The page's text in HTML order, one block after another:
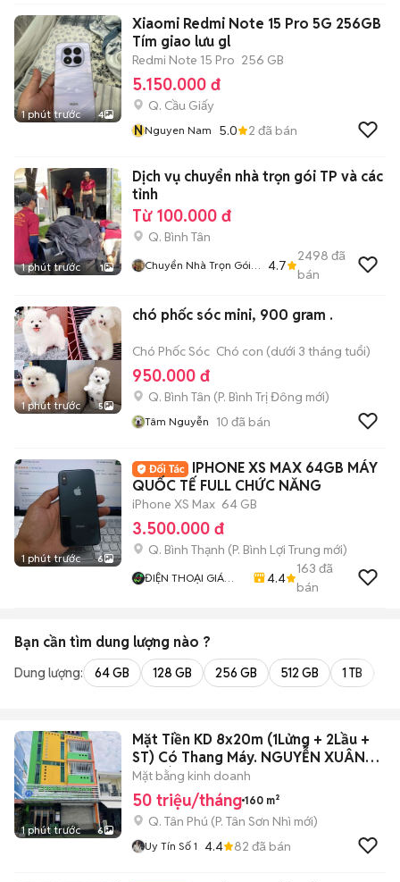
1 phút trước 4
Xiaomi Redmi Note 15 Pro 5G 256GB
Tím giao lưu gl
Redmi Note 15 Pro 256 GB
5.150.000 đ
Q. Cầu Giấy
NNguyen Nam 5.0 2 đã bán
1 phút trước 1
Dịch vụ chuyển nhà trọn gói TP và các
tỉnh
Từ 100.000 đ
Q. Bình Tân
Chuyển Nhà Trọn Gói
4.7
2498 đã
bán
1 phút trước 5
chó phốc sóc mini, 900 gram .
Chó Phốc Sóc Chó con (dưới 3 tháng tuổi)
950.000 đ
Q. Bình Tân (P. Bình Trị Đông mới)
Tâm Nguyễn 10 đã bán
1 phút trước 6
IPHONE XS MAX 64GB MÁY
QUỐC TẾ FULL CHỨC NĂNG
iPhone XS Max 64 GB
3.500.000 đ
Q. Bình Thạnh (P. Bình Lợi Trung mới)
ĐIỆN THOẠI GIÁ
4.4
163 đã
bán
Bạn cần tìm dung lượng nào ?
Dung lượng: 64 GB 128 GB 256 GB 512 GB 1 TB
1 phút trước 6
Mặt Tiền KD 8x20m (1Lửng + 2Lầu +
ST) Có Thang Máy. NGUYỄN XUÂN
KHOÁT
Mặt bằng kinh doanh
50 triệu/tháng 160 m²
Q. Tân Phú (P. Tân Sơn Nhì mới)
Uy Tín Số 1 4.4 82 đã bán